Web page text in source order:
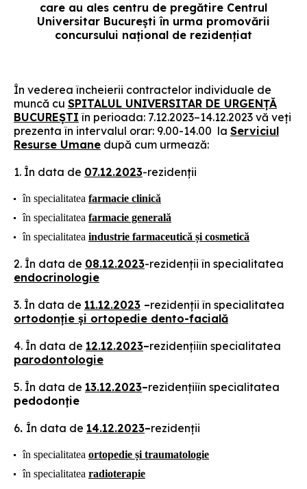
care au ales centru de pregătire Centrul
Universitar București în urma promovării
concursului național de rezidențiat
În vederea încheierii contractelor individuale de
muncă cu SPITALUL UNIVERSITAR DE URGENȚĂ
BUCUREȘTI în perioada: 7.12.2023–14.12.2023 vă veți
prezenta în intervalul orar: 9.00-14.00 la Serviciul
Resurse Umane după cum urmează:
1. În data de 07.12.2023-rezidenții
în specialitatea farmacie clinică
în specialitatea farmacie generală
în specialitatea industrie farmaceutică și cosmetică
2. În data de 08.12.2023-rezidenții în specialitatea
endocrinologie
3. În data de 11.12.2023 –rezidenții în specialitatea
ortodonție și ortopedie dento-facială
4. În data de 12.12.2023–rezidențiiîn specialitatea
parodontologie
5. În data de 13.12.2023–rezidențiiîn specialitatea
pedodonție
6. În data de 14.12.2023–rezidenții
în specialitatea ortopedie și traumatologie
în specialitatea radioterapie